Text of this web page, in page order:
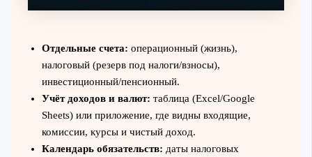
Отдельные счета: операционный (жизнь),
налоговый (резерв под налоги/взносы),
инвестиционный/пенсионный.
Учёт доходов и валют: таблица (Excel/Google
Sheets) или приложение, где видны входящие,
комиссии, курсы и чистый доход.
Календарь обязательств: даты налоговых